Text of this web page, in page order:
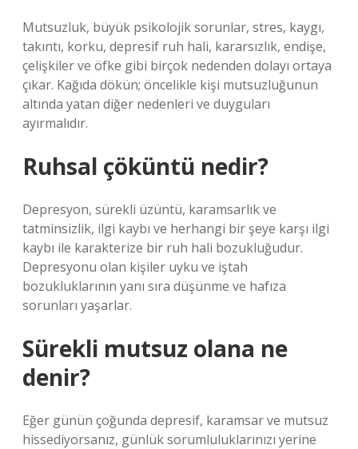
Mutsuzluk, büyük psikolojik sorunlar, stres, kaygı,
takıntı, korku, depresif ruh hali, kararsızlık, endişe,
çelişkiler ve öfke gibi birçok nedenden dolayı ortaya
çıkar. Kağıda dökün; öncelikle kişi mutsuzluğunun
altında yatan diğer nedenleri ve duyguları
ayırmalıdır.
Ruhsal çöküntü nedir?
Depresyon, sürekli üzüntü, karamsarlık ve
tatminsizlik, ilgi kaybı ve herhangi bir şeye karşı ilgi
kaybı ile karakterize bir ruh hali bozukluğudur.
Depresyonu olan kişiler uyku ve iştah
bozukluklarının yanı sıra düşünme ve hafıza
sorunları yaşarlar.
Sürekli mutsuz olana ne
denir?
Eğer günün çoğunda depresif, karamsar ve mutsuz
hissediyorsanız, günlük sorumluluklarınızı yerine